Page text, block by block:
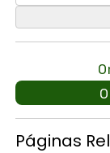
Páginas